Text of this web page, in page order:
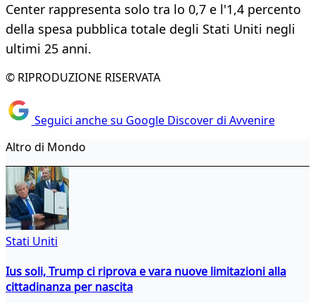
Center rappresenta solo tra lo 0,7 e l'1,4 percento
della spesa pubblica totale degli Stati Uniti negli
ultimi 25 anni.
© RIPRODUZIONE RISERVATA
Seguici anche su Google Discover di Avvenire
Altro di Mondo
Stati Uniti
Ius soli, Trump ci riprova e vara nuove limitazioni alla
cittadinanza per nascita